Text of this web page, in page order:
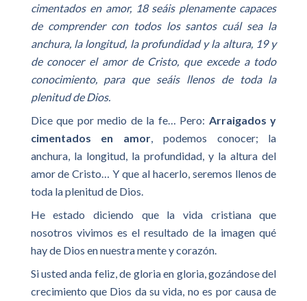
cimentados en amor, 18 seáis plenamente capaces
de comprender con todos los santos cuál sea la
anchura, la longitud, la profundidad y la altura, 19 y
de conocer el amor de Cristo, que excede a todo
conocimiento, para que seáis llenos de toda la
plenitud de Dios.
Dice que por medio de la fe… Pero: Arraigados y
cimentados en amor , podemos conocer; la
anchura, la longitud, la profundidad, y la altura del
amor de Cristo… Y que al hacerlo, seremos llenos de
toda la plenitud de Dios.
He estado diciendo que la vida cristiana que
nosotros vivimos es el resultado de la imagen qué
hay de Dios en nuestra mente y corazón.
Si usted anda feliz, de gloria en gloria, gozándose del
crecimiento que Dios da su vida, no es por causa de